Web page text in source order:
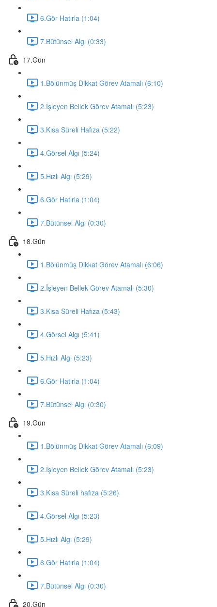
6.Gör Hatırla (1:04)
7.Bütünsel Algı (0:33)
17.Gün
1.Bölünmüş Dikkat Görev Atamalı (6:10)
2.İşleyen Bellek Görev Atamalı (5:23)
3.Kısa Süreli Hafıza (5:22)
4.Görsel Algı (5:24)
5.Hızlı Algı (5:29)
6.Gör Hatırla (1:04)
7.Bütünsel Algı (0:30)
18.Gün
1.Bölünmüş Dikkat Görev Atamalı (6:06)
2.İşleyen Bellek Görev Atamalı (5:30)
3.Kısa Süreli Hafıza (5:43)
4.Görsel Algı (5:41)
5.Hızlı Algı (5:23)
6.Gör Hatırla (1:04)
7.Bütünsel Algı (0:30)
19.Gün
1.Bölünmüş Dikkat Görev Atamalı (6:09)
2.İşleyen Bellek Görev Atamalı (5:23)
3.Kısa Süreli hafıza (5:26)
4.Görsel Algı (5:23)
5.Hızlı Algı (5:29)
6.Gör Hatırla (1:04)
7.Bütünsel Algı (0:30)
20.Gün